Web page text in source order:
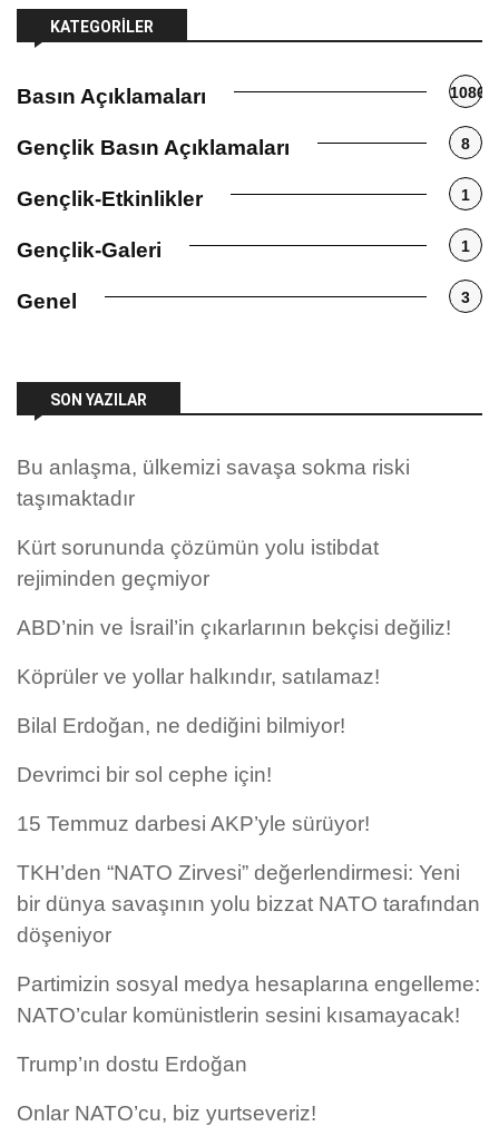
KATEGORILER
Basın Açıklamaları 1086
Gençlik Basın Açıklamaları 8
Gençlik-Etkinlikler 1
Gençlik-Galeri 1
Genel 3
SON YAZILAR
Bu anlaşma, ülkemizi savaşa sokma riski
taşımaktadır
Kürt sorununda çözümün yolu istibdat
rejiminden geçmiyor
ABD’nin ve İsrail’in çıkarlarının bekçisi değiliz!
Köprüler ve yollar halkındır, satılamaz!
Bilal Erdoğan, ne dediğini bilmiyor!
Devrimci bir sol cephe için!
15 Temmuz darbesi AKP’yle sürüyor!
TKH’den “NATO Zirvesi” değerlendirmesi: Yeni
bir dünya savaşının yolu bizzat NATO tarafından
döşeniyor
Partimizin sosyal medya hesaplarına engelleme:
NATO’cular komünistlerin sesini kısamayacak!
Trump’ın dostu Erdoğan
Onlar NATO’cu, biz yurtseveriz!